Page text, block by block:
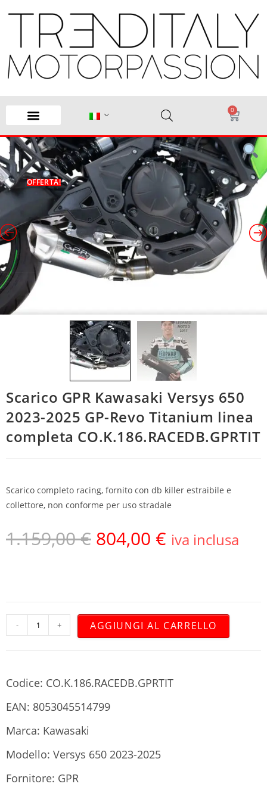
0
OFFERTA!
Scarico GPR Kawasaki Versys 650
2023-2025 GP-Revo Titanium linea
completa CO.K.186.RACEDB.GPRTIT
Scarico completo racing, fornito con db killer estraibile e
collettore, non conforme per uso stradale
1.159,00€ 804,00 € iva inclusa
- + AGGIUNGI AL CARRELLO
Codice: CO.K.186.RACEDB.GPRTIT
EAN: 8053045514799
Marca: Kawasaki
Modello: Versys 650 2023-2025
Fornitore: GPR